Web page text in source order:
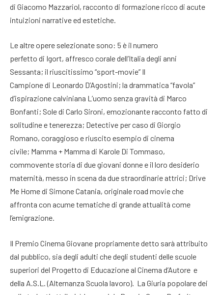
di Giacomo Mazzariol, racconto di formazione ricco di acute
intuizioni narrative ed estetiche.
Le altre opere selezionate sono: 5 è il numero
perfetto di Igort, affresco corale dell’Italia degli anni
Sessanta; il riuscitissimo “sport-movie” Il
Campione di Leonardo D’Agostini; la drammatica “favola”
d’ispirazione calviniana L’uomo senza gravità di Marco
Bonfanti; Sole di Carlo Sironi, emozionante racconto fatto di
solitudine e tenerezza; Detective per caso di Giorgio
Romano, coraggioso e riuscito esempio di cinema
civile; Mamma + Mamma di Karole Di Tommaso,
commovente storia di due giovani donne e il loro desiderio
maternità, messo in scena da due straordinarie attrici; Drive
Me Home di Simone Catania, originale road movie che
affronta con acume tematiche di grande attualità come
l’emigrazione.
Il Premio Cinema Giovane propriamente detto sarà attribuito
dal pubblico, sia degli adulti che degli studenti delle scuole
superiori del Progetto di Educazione al Cinema d’Autore e
della A.S.L. (Alternanza Scuola lavoro). La Giuria popolare dei